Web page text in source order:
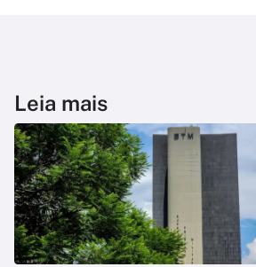
Leia mais